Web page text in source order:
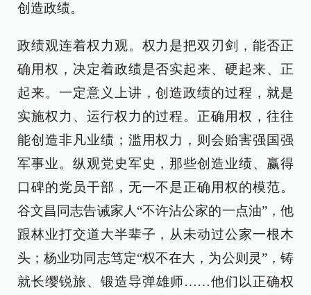
创造政绩。
政绩观连着权力观。权力是把双刃剑，能否正
确用权，决定着政绩是否实起来、硬起来、正
起来。一定意义上讲，创造政绩的过程，就是
实施权力、运行权力的过程。正确用权，往往
能创造非凡业绩；滥用权力，则会贻害强国强
军事业。纵观党史军史，那些创造业绩、赢得
口碑的党员干部，无一不是正确用权的模范。
谷文昌同志告诫家人“不许沾公家的一点油”，他
跟林业打交道大半辈子，从未动过公家一根木
头；杨业功同志笃定“权不在大，为公则灵”，铸
就长缨锐旅、锻造导弹雄师……他们以正确权